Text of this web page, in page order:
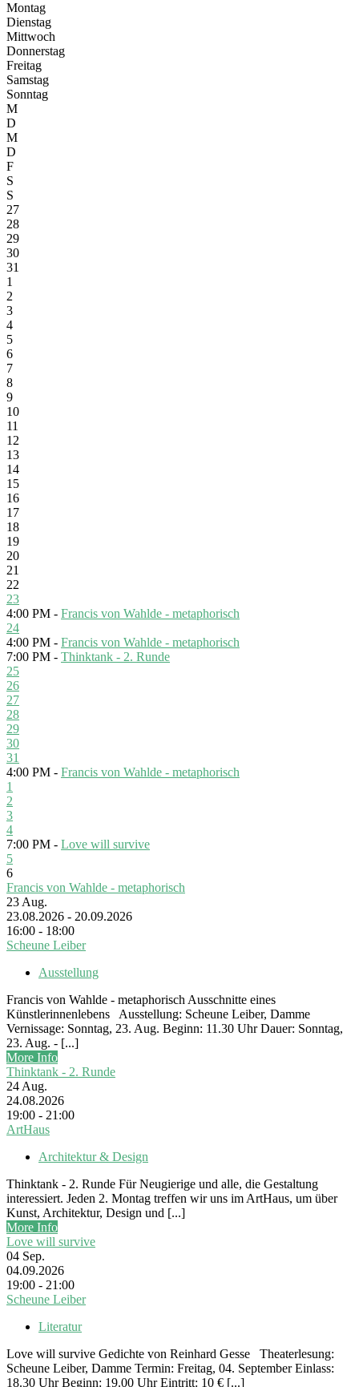
Montag
Dienstag
Mittwoch
Donnerstag
Freitag
Samstag
Sonntag
M
D
M
D
F
S
S
27
28
29
30
31
1
2
3
4
5
6
7
8
9
10
11
12
13
14
15
16
17
18
19
20
21
22
23
4:00 PM - Francis von Wahlde - metaphorisch
24
4:00 PM - Francis von Wahlde - metaphorisch
7:00 PM - Thinktank - 2. Runde
25
26
27
28
29
30
31
4:00 PM - Francis von Wahlde - metaphorisch
1
2
3
4
7:00 PM - Love will survive
5
6
Francis von Wahlde - metaphorisch
23 Aug.
23.08.2026 - 20.09.2026
16:00 - 18:00
Scheune Leiber
Ausstellung
Francis von Wahlde - metaphorisch Ausschnitte eines
Künstlerinnenlebens Ausstellung: Scheune Leiber, Damme
Vernissage: Sonntag, 23. Aug. Beginn: 11.30 Uhr Dauer: Sonntag,
23. Aug. - [...]
More Info
Thinktank - 2. Runde
24 Aug.
24.08.2026
19:00 - 21:00
ArtHaus
Architektur & Design
Thinktank - 2. Runde Für Neugierige und alle, die Gestaltung
interessiert. Jeden 2. Montag treffen wir uns im ArtHaus, um über
Kunst, Architektur, Design und [...]
More Info
Love will survive
04 Sep.
04.09.2026
19:00 - 21:00
Scheune Leiber
Literatur
Love will survive Gedichte von Reinhard Gesse Theaterlesung:
Scheune Leiber, Damme Termin: Freitag, 04. September Einlass:
18.30 Uhr Beginn: 19.00 Uhr Eintritt: 10 € [...]